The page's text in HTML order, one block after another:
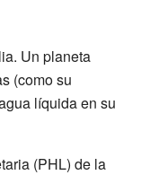
Un planeta
(como su
líquida en su
(PHL) de la